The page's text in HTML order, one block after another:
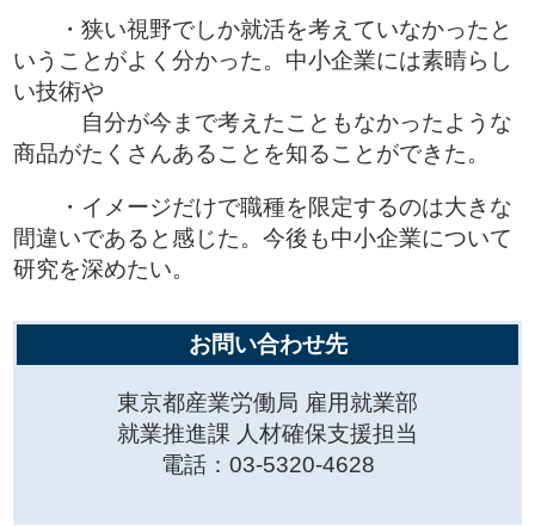
・狭い視野でしか就活を考えていなかったと
いうことがよく分かった。中小企業には素晴らし
い技術や
自分が今まで考えたこともなかったような
商品がたくさんあることを知ることができた。
・イメージだけで職種を限定するのは大きな
間違いであると感じた。今後も中小企業について
研究を深めたい。
お問い合わせ先
東京都産業労働局 雇用就業部
就業推進課 人材確保支援担当
電話：03-5320-4628